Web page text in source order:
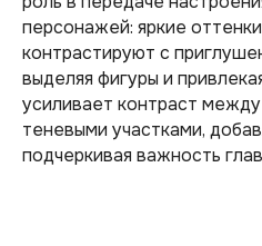
персонажей: яркие
контрастируют с
выделяя фигуры и
усиливает контраст
теневыми участками,
подчеркивая важность